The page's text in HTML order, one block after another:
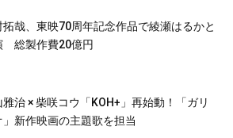
拓哉、東映70周年記念作品で綾瀬はるかと
総製作費20億円
雅治 × 柴咲コウ「KOH+」再始動！「ガリ
」新作映画の主題歌を担当